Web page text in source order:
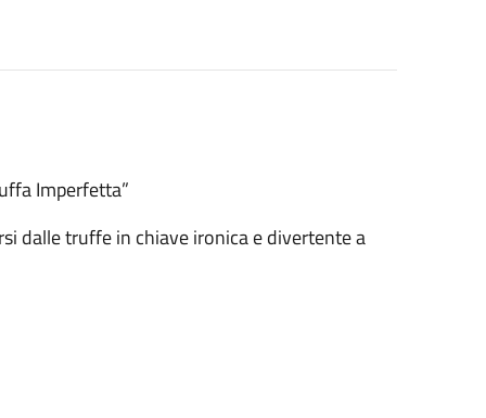
Imperfetta”
dalle truffe in chiave ironica e divertente a